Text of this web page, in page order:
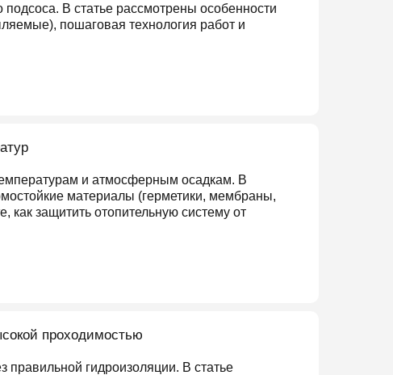
В статье рассмотрены особенности
пошаговая технология работ и
и атмосферным осадкам. В
материалы (герметики, мембраны,
как защитить отопительную систему от
проходимостью
гидроизоляции. В статье